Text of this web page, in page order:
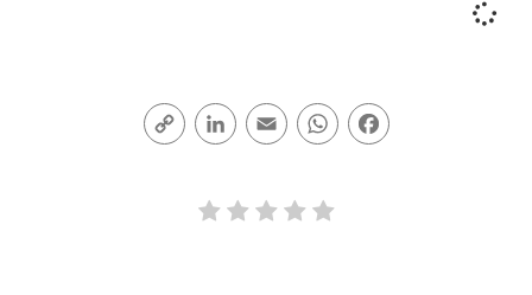
Facebook
WhatsApp
Email
LinkedIn